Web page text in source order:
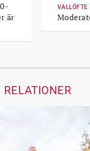
är
VALLÖFTE
RELATIONER